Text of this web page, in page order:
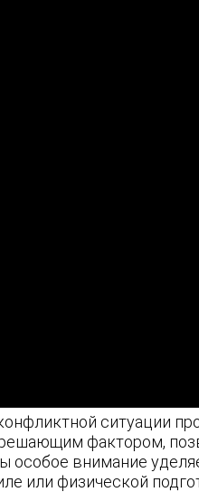
ситуации
фактором,
особое внимание
или физической